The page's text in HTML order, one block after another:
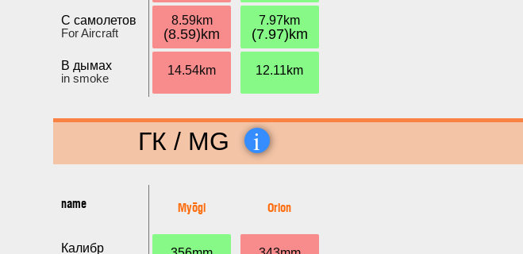
С самолетов
For Aircraft
В дымах
in smoke
8.59km
(8.59)km
14.54km
7.97km
(7.97)km
12.11km
ГК / MG i
name
Калибр
Myōgi Orion